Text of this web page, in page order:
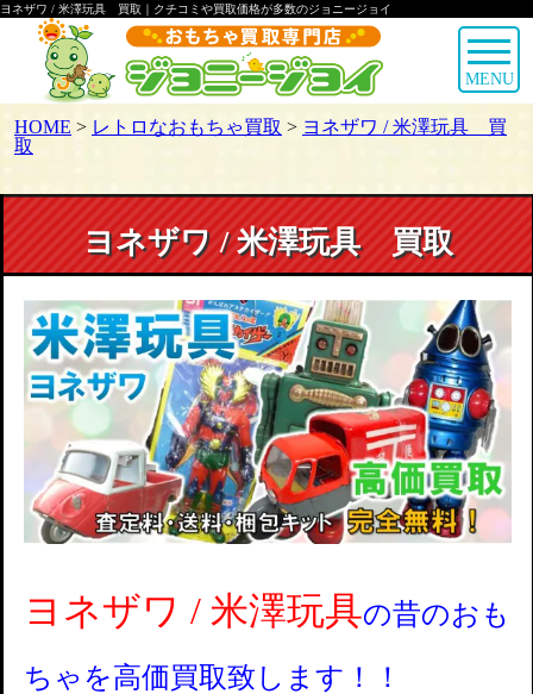
ヨネザワ / 米澤玩具 買取｜クチコミや買取価格が多数のジョニージョイ
MENU
HOME > レトロなおもちゃ買取 > ヨネザワ / 米澤玩具 買
取
ヨネザワ / 米澤玩具 買取
ヨネザワ / 米澤玩具の昔のおも
ちゃを高価買取致します！！